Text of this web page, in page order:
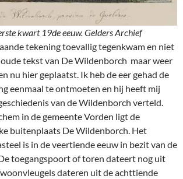
kwart 19de eeuw. Gelders Archief
tekening toevallig tegenkwam en niet
tekst van De Wildenborch maar weer
nu hier geplaatst. Ik heb de eer gehad de
eenmaal te ontmoeten en hij heeft mij
van de Wildenborch verteld.
in de gemeente Vorden ligt de
buitenplaats De Wildenborch. Het
is in de veertiende eeuw in bezit van de
toegangspoort of toren dateert nog uit
dateren uit de achttiende